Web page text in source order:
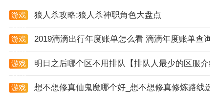
1.终极工作台
增加无序终极合成配方，output代表合成的产品，
mods.avaritia.ExtremeCrafting.addShapeless(output,
ingredients);
游戏
狼人杀攻略:狼人杀神职角色大盘点
游戏
2019滴滴出行年度账单怎么看 滴滴年度账单查询
游戏
明日之后哪个区不用排队【排队人最少的区服介绍
游戏
想不想修真仙鬼魔哪个好_想不想修真修炼路线选